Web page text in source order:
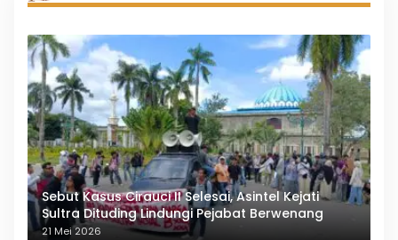
Sebut Kasus Cirauci II Selesai, Asintel Kejati
Sultra Dituding Lindungi Pejabat Berwenang
21 Mei 2026